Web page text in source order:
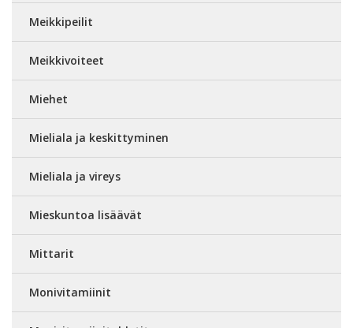
Meikkipeilit
Meikkivoiteet
Miehet
Mieliala ja keskittyminen
Mieliala ja vireys
Mieskuntoa lisäävät
Mittarit
Monivitamiinit